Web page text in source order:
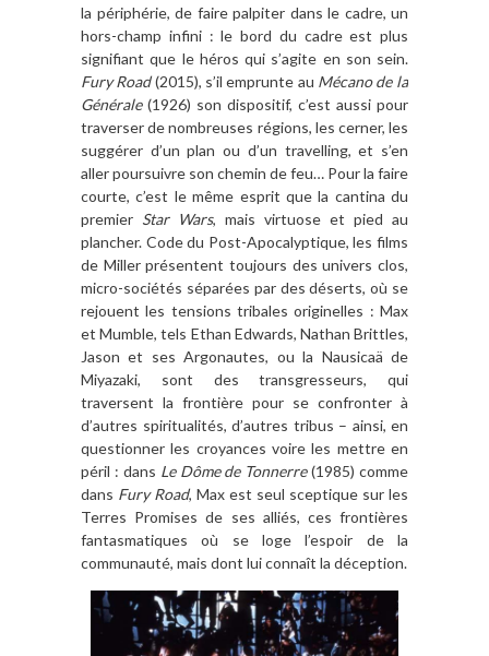
la périphérie, de faire palpiter dans le cadre, un
hors-champ infini : le bord du cadre est plus
signifiant que le héros qui s’agite en son sein.
Fury Road(2015), s’il emprunte au Mécano de la
Générale(1926) son dispositif, c’est aussi pour
traverser de nombreuses régions, les cerner, les
suggérer d’un plan ou d’un travelling, et s’en
aller poursuivre son chemin de feu… Pour la faire
courte, c’est le même esprit que la cantina du
premier Star Wars, mais virtuose et pied au
plancher. Code du Post-Apocalyptique, les films
de Miller présentent toujours des univers clos,
micro-sociétés séparées par des déserts, où se
rejouent les tensions tribales originelles : Max
et Mumble, tels Ethan Edwards, Nathan Brittles,
Jason et ses Argonautes, ou la Nausicaä de
Miyazaki, sont des transgresseurs, qui
traversent la frontière pour se confronter à
d’autres spiritualités, d’autres tribus – ainsi, en
questionner les croyances voire les mettre en
péril : dans Le Dôme de Tonnerre(1985) comme
dans Fury Road, Max est seul sceptique sur les
Terres Promises de ses alliés, ces frontières
fantasmatiques où se loge l’espoir de la
communauté, mais dont lui connaît la déception.